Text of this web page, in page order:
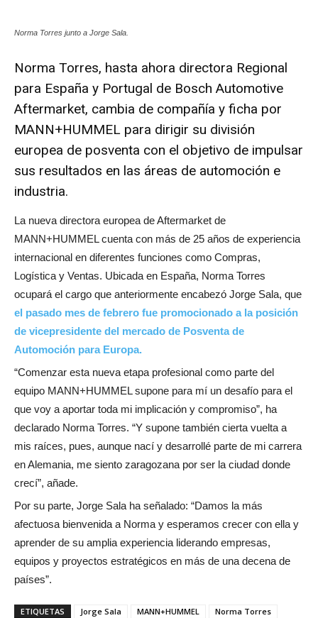
Norma Torres junto a Jorge Sala.
Norma Torres, hasta ahora directora Regional
para España y Portugal de Bosch Automotive
Aftermarket, cambia de compañía y ficha por
MANN+HUMMEL para dirigir su división
europea de posventa con el objetivo de impulsar
sus resultados en las áreas de automoción e
industria.
La nueva directora europea de Aftermarket de
MANN+HUMMEL cuenta con más de 25 años de experiencia
internacional en diferentes funciones como Compras,
Logística y Ventas. Ubicada en España, Norma Torres
ocupará el cargo que anteriormente encabezó Jorge Sala, que
el pasado mes de febrero fue promocionado a la posición
de vicepresidente del mercado de Posventa de
Automoción para Europa.
“Comenzar esta nueva etapa profesional como parte del
equipo MANN+HUMMEL supone para mí un desafío para el
que voy a aportar toda mi implicación y compromiso”, ha
declarado Norma Torres. “Y supone también cierta vuelta a
mis raíces, pues, aunque nací y desarrollé parte de mi carrera
en Alemania, me siento zaragozana por ser la ciudad donde
crecí”, añade.
Por su parte, Jorge Sala ha señalado: “Damos la más
afectuosa bienvenida a Norma y esperamos crecer con ella y
aprender de su amplia experiencia liderando empresas,
equipos y proyectos estratégicos en más de una decena de
países”.
ETIQUETAS Jorge Sala MANN+HUMMEL Norma Torres